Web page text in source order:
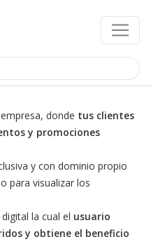
donde tus clientes
y promociones
y con dominio propio
para visualizar los
la cual el usuario
y obtiene el beneficio